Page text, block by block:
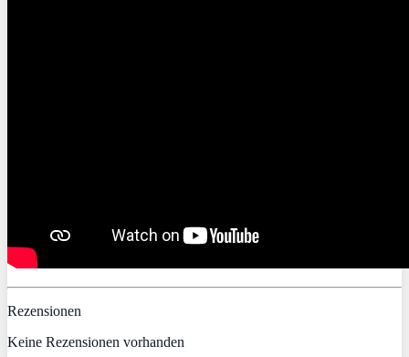
Rezensionen
Keine Rezensionen vorhanden